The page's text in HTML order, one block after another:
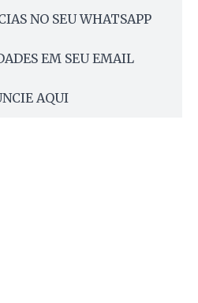
NO SEU WHATSAPP
EM SEU EMAIL
AQUI